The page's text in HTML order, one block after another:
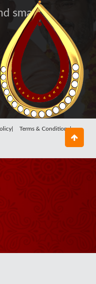
smart
Terms & Conditions|